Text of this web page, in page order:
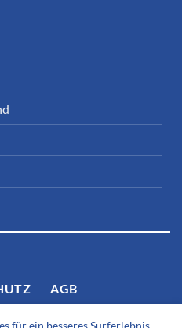
AGB
für ein besseres Surferlebnis.